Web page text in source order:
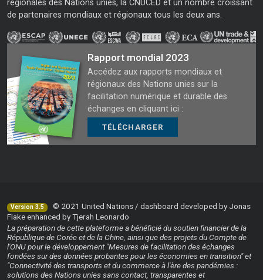
régionales des Nations unies, la CNUCED et un nombre croissant
de partenaires mondiaux et régionaux tous les deux ans.
Rapport mondial 2023
Accédez aux rapports mondiaux et
régionaux des Nations unies sur la
facilitation numérique et durable des
échanges en cliquant ici :
TÉLÉCHARGER
Version 3.5
© 2021 United Nations / dashboard developed by Jonas
Flake enhanced by Tjerah Leonardo
La préparation de cette plateforme a bénéficié du soutien financier de la
République de Corée et de la Chine, ainsi que des projets du Compte de
l'ONU pour le développement "Mesures de facilitation des échanges
fondées sur des données probantes pour les économies en transition" et
"Connectivité des transports et du commerce à l'ère des pandémies :
solutions des Nations unies sans contact, transparentes et